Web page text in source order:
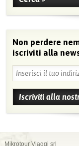
Non perdere
iscriviti alla
Mikrotour Viaggi srl